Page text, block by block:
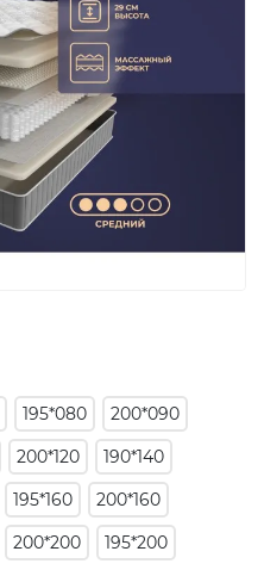
195*080
200*090
200*120
190*140
195*160
200*160
200*200
195*200